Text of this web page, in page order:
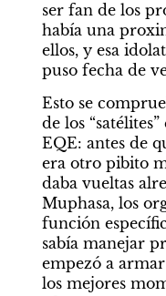
ser fan de los
había una
ellos, y esa
puso fecha de
Esto se
de los
EQE: antes de
era otro pibito
daba vueltas
Muphasa, los
función
sabía manejar
empezó a
los mejores